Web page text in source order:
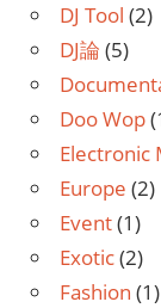
DJ Tool (2)
DJ論 (5)
Doo Wop
Electronic
Europe (2)
Event(1)
Exotic(2)
Fashion (1)